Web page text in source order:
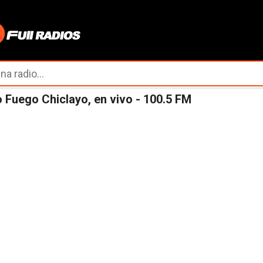
Fuego Chiclayo, en vivo - 100.5 FM